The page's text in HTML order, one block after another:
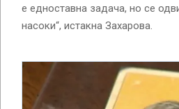
е едноставна задача, но се
насоки“, истакна Захарова.